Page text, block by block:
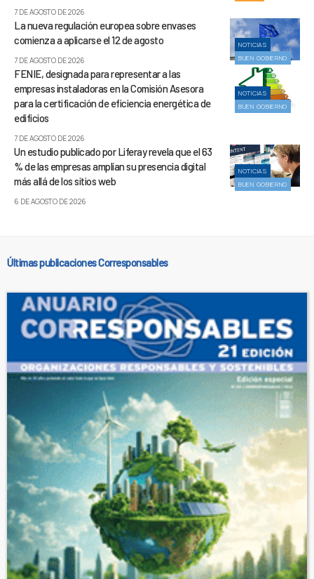
7 DE AGOSTO DE 2026
NOTICIAS
BUEN GOBIERNO
La nueva regulación europea sobre envases
comienza a aplicarse el 12 de agosto
7 DE AGOSTO DE 2026
NOTICIAS
BUEN GOBIERNO
FENIE, designada para representar a las
empresas instaladoras en la Comisión Asesora
para la certificación de eficiencia energética de
edificios
7 DE AGOSTO DE 2026
NOTICIAS
BUEN GOBIERNO
Un estudio publicado por Liferay revela que el 63
% de las empresas amplían su presencia digital
más allá de los sitios web
6 DE AGOSTO DE 2026
Últimas publicaciones Corresponsables